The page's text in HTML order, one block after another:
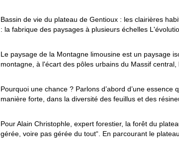
Bassin de vie du plateau de Gentioux : les clairières
: la fabrique des paysages à plusieurs échelles
Le paysage de la Montagne limousine est un paysage
montagne, à l'écart des pôles urbains du Massif central,
Pourquoi une chance ? Parlons d’abord d’une essence
manière forte, dans la diversité des feuillus et des
Pour Alain Christophle, expert forestier, la forêt du
gérée, voire pas gérée du tout“. En parcourant le plateau